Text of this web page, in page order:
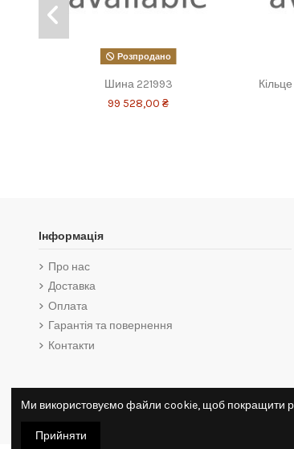
Розпродано
Шина 221993
99 528,00 ₴
Інформація
Про нас
Доставка
Оплата
Гарантія та повернення
Контакти
Ми використовуємо файли cookie, щоб покращити
Прийняти